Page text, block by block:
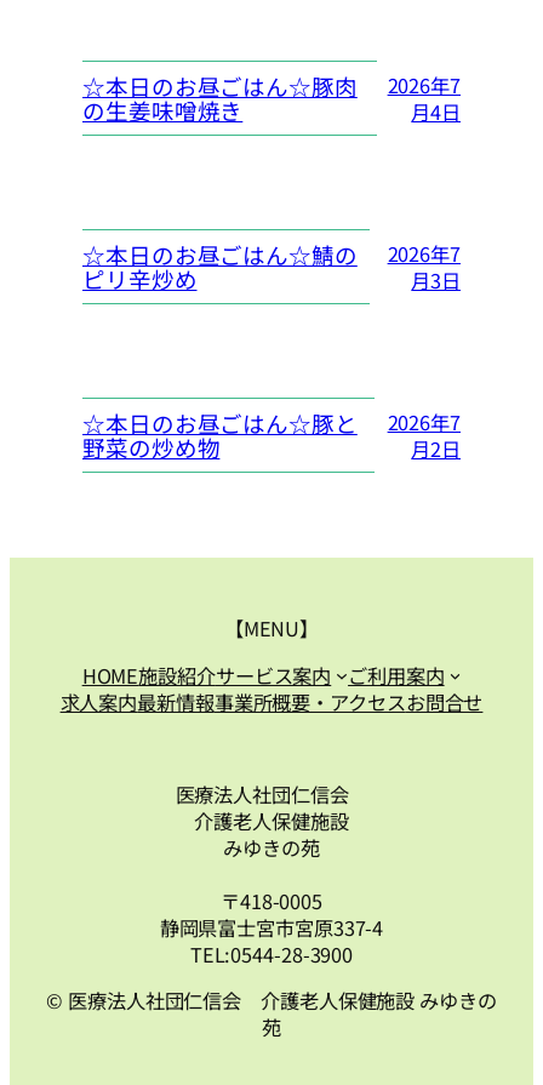
☆本日のお昼ごはん☆豚肉
の生姜味噌焼き
2026年7
月4日
☆本日のお昼ごはん☆鯖の
ピリ辛炒め
2026年7
月3日
☆本日のお昼ごはん☆豚と
野菜の炒め物
2026年7
月2日
【MENU】
HOME施設紹介サービス案内
ご利用案内
求人案内最新情報事業所概要・アクセスお問合せ
医療法人社団仁信会
介護老人保健施設
みゆきの苑
〒418-0005
静岡県富士宮市宮原337-4
TEL:0544-28-3900
© 医療法人社団仁信会 介護老人保健施設 みゆきの
苑